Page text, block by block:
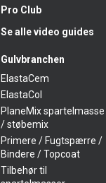
Pro Club
Se alle video guides
Gulvbranchen
ElastaCem
ElastaCol
PlaneMix spartelmasse
/ støbemix
Primere / Fugtspærre /
Bindere / Topcoat
Tilbehør til